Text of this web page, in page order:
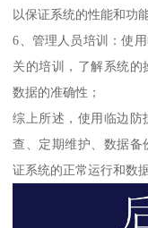
以保证系统的性能和功
6、管理人员培训：使
关的培训，了解系统的
数据的准确性；
综上所述，使用临边防
查、定期维护、数据备
证系统的正常运行和数